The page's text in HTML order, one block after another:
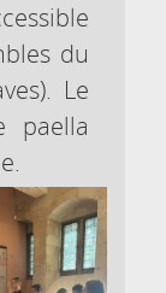
du
Le
paella